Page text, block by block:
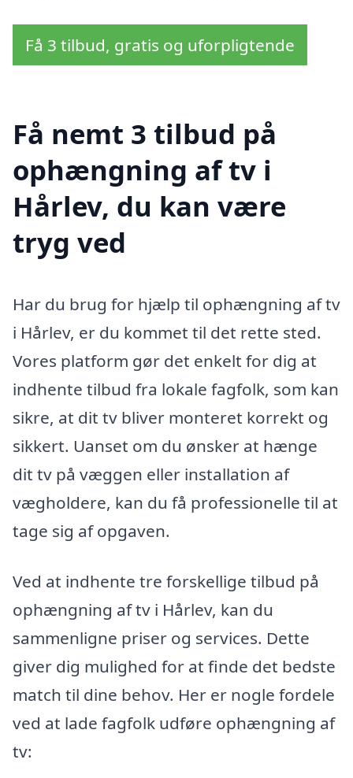
Få 3 tilbud, gratis og uforpligtende
Få nemt 3 tilbud på
ophængning af tv i
Hårlev, du kan være
tryg ved
Har du brug for hjælp til ophængning af tv
i Hårlev, er du kommet til det rette sted.
Vores platform gør det enkelt for dig at
indhente tilbud fra lokale fagfolk, som kan
sikre, at dit tv bliver monteret korrekt og
sikkert. Uanset om du ønsker at hænge
dit tv på væggen eller installation af
vægholdere, kan du få professionelle til at
tage sig af opgaven.
Ved at indhente tre forskellige tilbud på
ophængning af tv i Hårlev, kan du
sammenligne priser og services. Dette
giver dig mulighed for at finde det bedste
match til dine behov. Her er nogle fordele
ved at lade fagfolk udføre ophængning af
tv: